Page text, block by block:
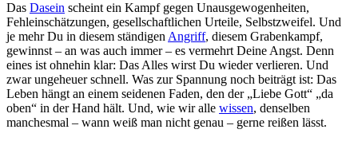
Das Dasein scheint ein Kampf gegen Unausgewogenheiten,
Fehleinschätzungen, gesellschaftlichen Urteile, Selbstzweifel. Und
je mehr Du in diesem ständigen Angriff, diesem Grabenkampf,
gewinnst – an was auch immer – es vermehrt Deine Angst. Denn
eines ist ohnehin klar: Das Alles wirst Du wieder verlieren. Und
zwar ungeheuer schnell. Was zur Spannung noch beiträgt ist: Das
Leben hängt an einem seidenen Faden, den der „Liebe Gott“ „da
oben“ in der Hand hält. Und, wie wir alle wissen, denselben
manchesmal – wann weiß man nicht genau – gerne reißen lässt.